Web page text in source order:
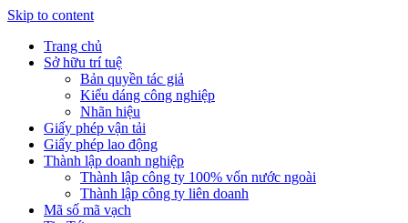
Skip to content
Trang chủ
Sở hữu trí tuệ
Bản quyền tác giả
Kiểu dáng công nghiệp
Nhãn hiệu
Giấy phép vận tải
Giấy phép lao động
Thành lập doanh nghiệp
Thành lập công ty 100% vốn nước ngoài
Thành lập công ty liên doanh
Mã số mã vạch